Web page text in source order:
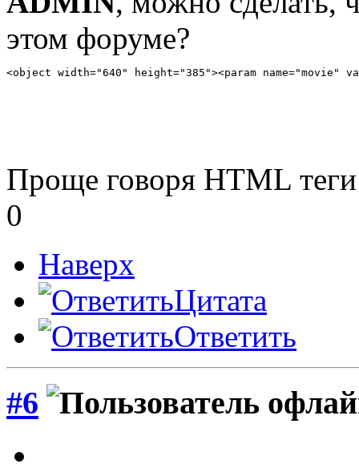
этом форуме?
<object width="640" height="385"><param
Проще говоря HTML
0
Наверх
Цитата
Ответить
#6